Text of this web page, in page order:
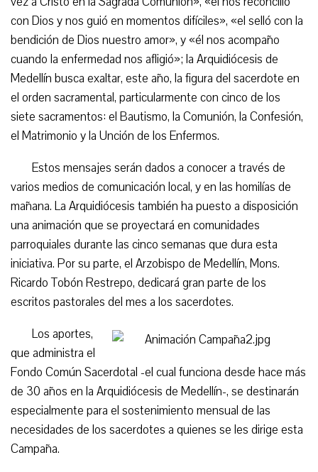
con Dios y nos guió en momentos difíciles», «el selló con la
bendición de Dios nuestro amor», y «él nos acompaño
cuando la enfermedad nos afligió»; la Arquidiócesis de
Medellín busca exaltar, este año, la figura del sacerdote en
el orden sacramental, particularmente con cinco de los
siete sacramentos: el Bautismo, la Comunión, la Confesión,
el Matrimonio y la Unción de los Enfermos.
Estos mensajes serán dados a conocer a través de
varios medios de comunicación local, y en las homilías de
mañana. La Arquidiócesis también ha puesto a disposición
una animación que se proyectará en comunidades
parroquiales durante las cinco semanas que dura esta
iniciativa. Por su parte, el Arzobispo de Medellín, Mons.
Ricardo Tobón Restrepo, dedicará gran parte de los
escritos pastorales del mes a los sacerdotes.
Los aportes,
que administra el
Fondo Común Sacerdotal -el cual funciona desde hace más
de 30 años en la Arquidiócesis de Medellín-, se destinarán
especialmente para el sostenimiento mensual de las
necesidades de los sacerdotes a quienes se les dirige esta
Campaña.